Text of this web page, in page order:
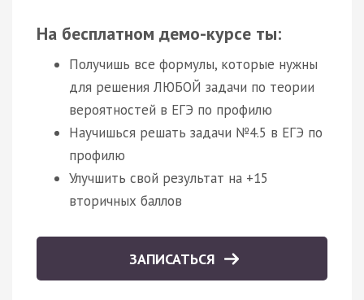
На бесплатном демо-курсе ты:
Получишь все формулы, которые нужны
для решения ЛЮБОЙ задачи по теории
вероятностей в ЕГЭ по профилю
Научишься решать задачи №4.5 в ЕГЭ по
профилю
Улучшить свой результат на +15
вторичных баллов
ЗАПИСАТЬСЯ